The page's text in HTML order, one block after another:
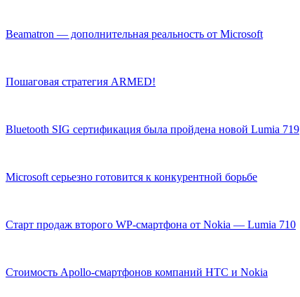
Beamatron — дополнительная реальность от Microsoft
Пошаговая стратегия ARMED!
Bluetooth SIG сертификация была пройдена новой Lumia 719
Microsoft серьезно готовится к конкурентной борьбе
Старт продаж второго WP-смартфона от Nokia — Lumia 710
Стоимость Apollo-смартфонов компаний HTC и Nokia